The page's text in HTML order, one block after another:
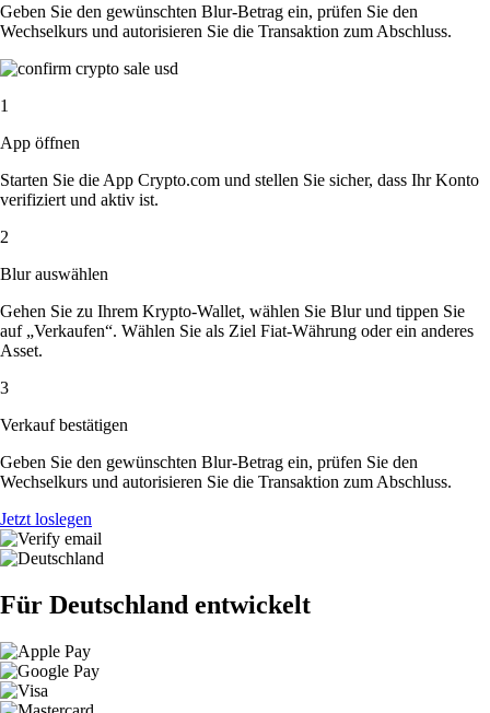
Geben Sie den gewünschten Blur-Betrag ein, prüfen Sie den
Wechselkurs und autorisieren Sie die Transaktion zum Abschluss.
1
App öffnen
Starten Sie die App Crypto.com und stellen Sie sicher, dass Ihr Konto
verifiziert und aktiv ist.
2
Blur auswählen
Gehen Sie zu Ihrem Krypto-Wallet, wählen Sie Blur und tippen Sie
auf „Verkaufen“. Wählen Sie als Ziel Fiat-Währung oder ein anderes
Asset.
3
Verkauf bestätigen
Geben Sie den gewünschten Blur-Betrag ein, prüfen Sie den
Wechselkurs und autorisieren Sie die Transaktion zum Abschluss.
Jetzt loslegen
Für Deutschland entwickelt